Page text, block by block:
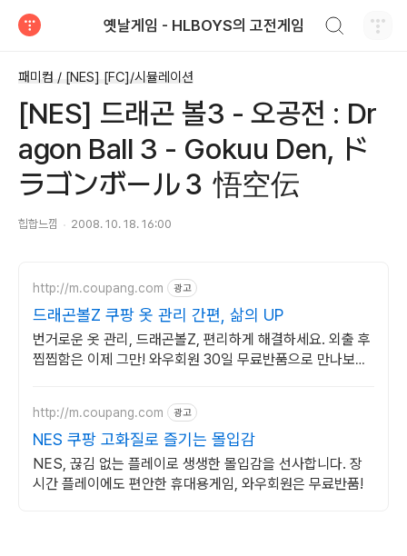
옛날게임 - HLBOYS의 고전게임
패미컴 / [NES] [FC]/시뮬레이션
[NES] 드래곤 볼3 - 오공전 : Dr
agon Ball 3 - Gokuu Den, ド
ラゴンボール３ 悟空伝
힙합느낌 2008. 10. 18. 16:00
http://m.coupang.com 광고
드래곤볼Z 쿠팡 옷 관리 간편, 삶의 UP
번거로운 옷 관리, 드래곤볼Z, 편리하게 해결하세요. 외출 후
찝찝함은 이제 그만! 와우회원 30일 무료반품으로 만나보세
http://m.coupang.com 광고
NES 쿠팡 고화질로 즐기는 몰입감
NES, 끊김 없는 플레이로 생생한 몰입감을 선사합니다. 장
시간 플레이에도 편안한 휴대용게임, 와우회원은 무료반품!